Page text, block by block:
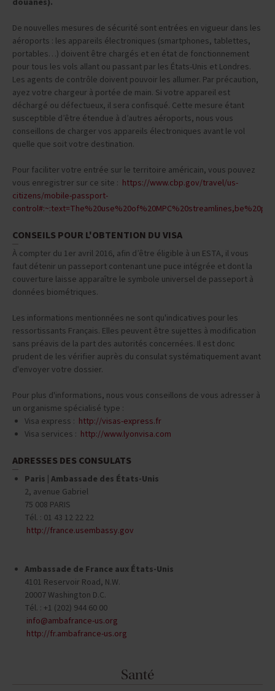
douanes).
De nouvelles mesures de sécurité sont entrées en vigueur dans les
aéroports : les appareils électroniques (smartphones, tablettes,
portables…) doivent être chargés et en état de fonctionnement
pour tous les vols allant ou passant par les États-Unis et Londres.
Les agents de contrôle doivent pouvoir les allumer. Par précaution,
ayez votre chargeur à portée de main. Si votre appareil est
déchargé ou défectueux, il sera confisqué. Cette mesure étant
susceptible d’être étendue à d’autres aéroports, nous vous
conseillons de charger vos appareils électroniques avant le vol
quelle que soit votre destination.
Pour faciliter votre entrée sur le territoire américain, vous pouvez
vous enregistrer sur ce site : https://www.cbp.gov/travel/us-
citizens/mobile-passport-
CONSEILS POUR L'OBTENTION DU VISA
À compter du 1er avril 2016, afin d’être éligible à un ESTA, il vous
faut détenir un passeport contenant une puce intégrée et dont la
couverture laisse apparaître le symbole universel de passeport à
données biométriques.
Les informations mentionnées ne sont qu'indicatives pour les
ressortissants Français. Elles peuvent être sujettes à modification
sans préavis de la part des autorités concernées. Il est donc
prudent de les vérifier auprès du consulat systématiquement avant
d'envoyer votre dossier.
Pour plus d'informations, nous vous conseillons de vous adresser à
un organisme spécialisé type :
Visa express : http://visas-express.fr
Visa services : http://www.lyonvisa.com
ADRESSES DES CONSULATS
Paris | Ambassade des États-Unis
2, avenue Gabriel
75 008 PARIS
Tél. : 01 43 12 22 22
http://france.usembassy.gov
Ambassade de France aux États-Unis
4101 Reservoir Road, N.W.
20007 Washington D.C.
Tél. : +1 (202) 944 60 00
info@ambafrance-us.org
http://fr.ambafrance-us.org
Santé